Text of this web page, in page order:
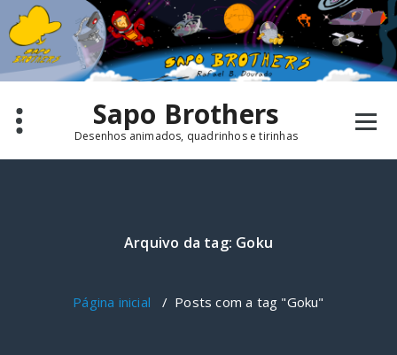
Pular
para
conteúdo
Sapo Brothers
Desenhos animados, quadrinhos e tirinhas
Arquivo da tag: Goku
Página inicial / Posts com a tag "Goku"